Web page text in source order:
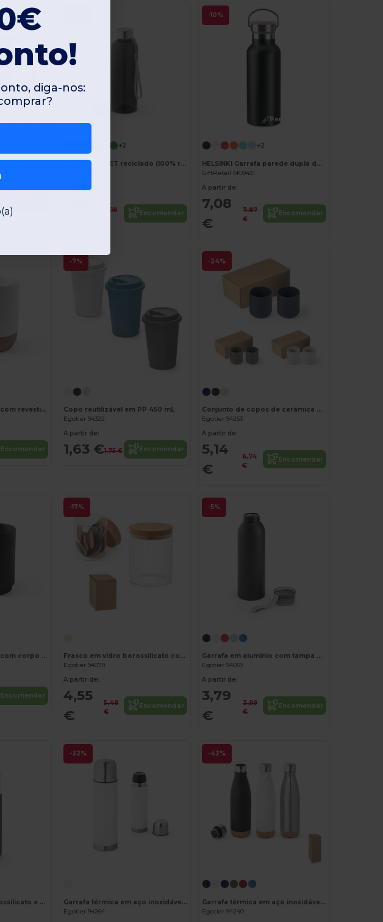
+2
Garrafa em PET reciclado (100% rPET) com acabamento translúcido brilhante 600 mL
A partir de:
2,19
Encomendar
-10%
Personalize-o!
+2
HELSINKI Garrafa parede dupla de 500 ml
GiftRetail MO9431
A partir de:
7,08
€
7,87
€
Encomendar
Caneca em cerâmica com revestimento para sublimação 390 mL
Encomendar
-7%
Copo reutilizável em PP 450 mL
Egotier 94322
A partir de:
1,63 €1,75 € Encomendar
-24%
Conjunto de copos de cerâmica 280 mL
Egotier 94253
A partir de:
5,14
€
6,74
€
Encomendar
Caneca em cerâmica com corpo cilindrico 330 mL
Encomendar
-17%
Frasco em vidro borossilicato com tampa de cortiça 700 mL
Egotier 94079
A partir de:
4,55
€
5,48
€
Encomendar
-5%
Garrafa em alumínio com tampa em PP 660 mL
Egotier 94059
A partir de:
3,79
€
3,99
€
Encomendar
Garrafa em vidro borossilicato e bambu 600 mL
-32%
Garrafa térmica em aço inoxidável para sublimação 500 mL
Egotier 94264
-43%
Garrafa térmica em aço inoxidável e base em cortiça 560 mL
Egotier 94240
diga-nos: